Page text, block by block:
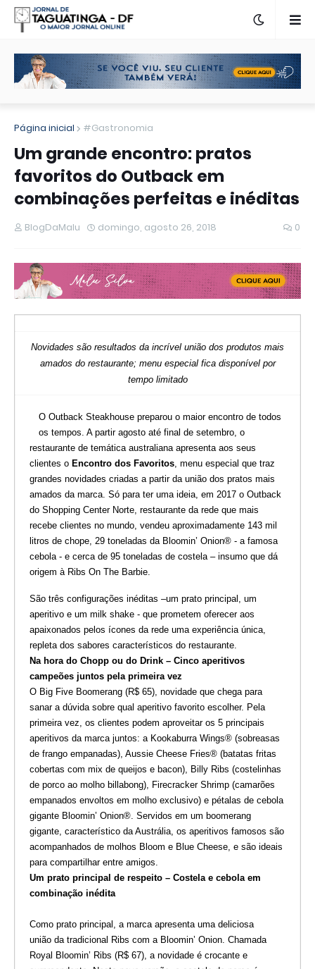
Página inicial #Gastronomia
Um grande encontro: pratos
favoritos do Outback em
combinações perfeitas e inéditas
BlogDaMalu domingo, agosto 26, 2018 0
Novidades são resultados da incrível união dos produtos mais
amados do restaurante; menu especial fica disponível por
tempo limitado
O Outback Steakhouse preparou o maior encontro de todos
os tempos. A partir agosto até final de setembro, o
restaurante de temática australiana apresenta aos seus
clientes o Encontro dos Favoritos , menu especial que traz
grandes novidades criadas a partir da união dos pratos mais
amados da marca. Só para ter uma ideia, em 2017 o Outback
do Shopping Center Norte, restaurante da rede que mais
recebe clientes no mundo, vendeu aproximadamente 143 mil
litros de chope, 29 toneladas da Bloomin’ Onion® - a famosa
cebola - e cerca de 95 toneladas de costela – insumo que dá
origem à Ribs On The Barbie.
São três configurações inéditas –um prato principal, um
aperitivo e um milk shake - que prometem oferecer aos
apaixonados pelos ícones da rede uma experiência única,
repleta dos sabores característicos do restaurante.
Na hora do Chopp ou do Drink – Cinco aperitivos
campeões juntos pela primeira vez
O Big Five Boomerang (R$ 65), novidade que chega para
sanar a dúvida sobre qual aperitivo favorito escolher. Pela
primeira vez, os clientes podem aproveitar os 5 principais
aperitivos da marca juntos: a Kookaburra Wings® (sobreasas
de frango empanadas), Aussie Cheese Fries® (batatas fritas
cobertas com mix de queijos e bacon), Billy Ribs (costelinhas
de porco ao molho billabong), Firecracker Shrimp (camarões
empanados envoltos em molho exclusivo) e pétalas de cebola
gigante Bloomin’ Onion®. Servidos em um boomerang
gigante, característico da Austrália, os aperitivos famosos são
acompanhados de molhos Bloom e Blue Cheese, e são ideais
para compartilhar entre amigos.
Um prato principal de respeito – Costela e cebola em
combinação inédita
Como prato principal, a marca apresenta uma deliciosa
união da tradicional Ribs com a Bloomin’ Onion. Chamada
Royal Bloomin’ Ribs (R$ 67), a novidade é crocante e